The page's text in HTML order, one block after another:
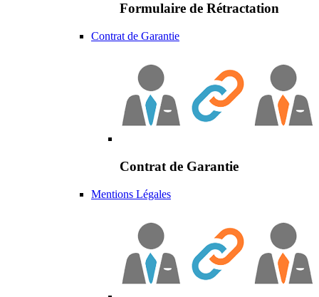
Formulaire de Rétractation
Contrat de Garantie
Contrat de Garantie
Mentions Légales